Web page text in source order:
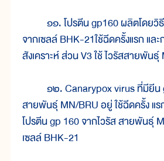
๑๑. โปรตีน gp160 ผลิตโดยวิ
จากเซลล์ BHK-21ใช้ฉีดครั้งแรก แล
สังเคราะห์ ส่วน V3 ใช้ ไวรัสสายพัน
๑๒. Canarypox virus ที่มียีน
สายพันธุ์ MN/BRU อยู่ ใช้ฉีดครั้ง แร
โปรตีน gp 160 จากไวรัส สายพันธุ์
เซลล์ BHK-21